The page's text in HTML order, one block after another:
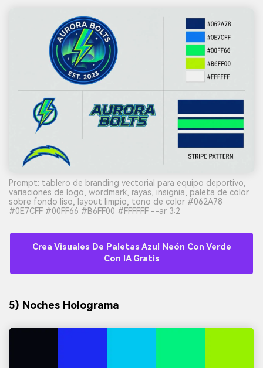
Prompt: tablero de branding vectorial para equipo deportivo,
variaciones de logo, wordmark, rayas, insignia, paleta de color
sobre fondo liso, layout limpio, tono de color #062A78
#0E7CFF #00FF66 #B6FF00 #FFFFFF --ar 3:2
Crea Visuales De Paletas Azul Neón Con Verde
Con IA Gratis
5) Noches Holograma
ilimitadas. 100 %
gratis!
Empieza Gratis→